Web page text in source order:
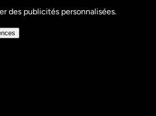
des publicités personnalisées.